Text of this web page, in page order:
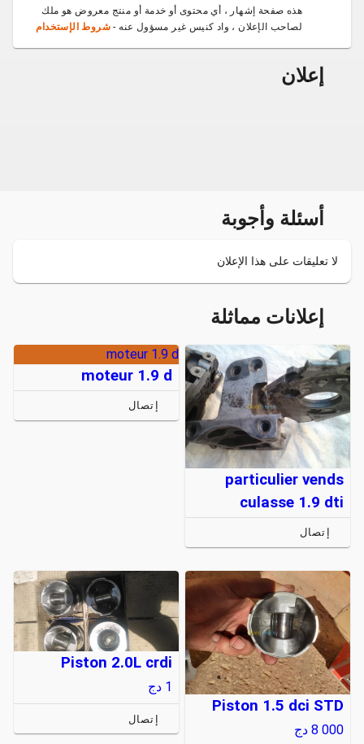
هذه صفحة إشهار ، أي محتوى أو خدمة أو منتج معروض هو ملك
لصاحب الإعلان ، واد كنيس غير مسؤول عنه - شروط الإستخدام
إعلان
أسئلة وأجوبة
لا تعليقات على هذا الإعلان
إعلانات مماثلة
particulier vends
culasse 1.9 dti
إتصال
moteur 1.9 d
moteur 1.9 d
إتصال
Piston 1.5 dci STD
8 000 دج
Piston 2.0L crdi
1 دج
إتصال